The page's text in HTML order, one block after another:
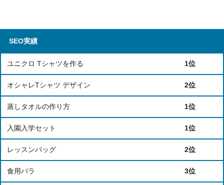
SEO実績
ユニクロ Tシャツを作る 1位
オシャレTシャツ デザイン 2位
蒸しタオルの作り方 1位
入園入学セット 1位
レッスンバッグ 2位
食用バラ 3位